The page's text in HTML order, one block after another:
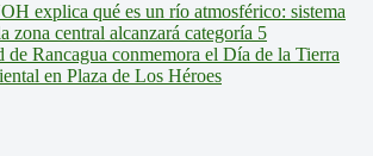
explica qué es un río atmosférico: sistema
zona central alcanzará categoría 5
Rancagua conmemora el Día de la Tierra
en Plaza de Los Héroes